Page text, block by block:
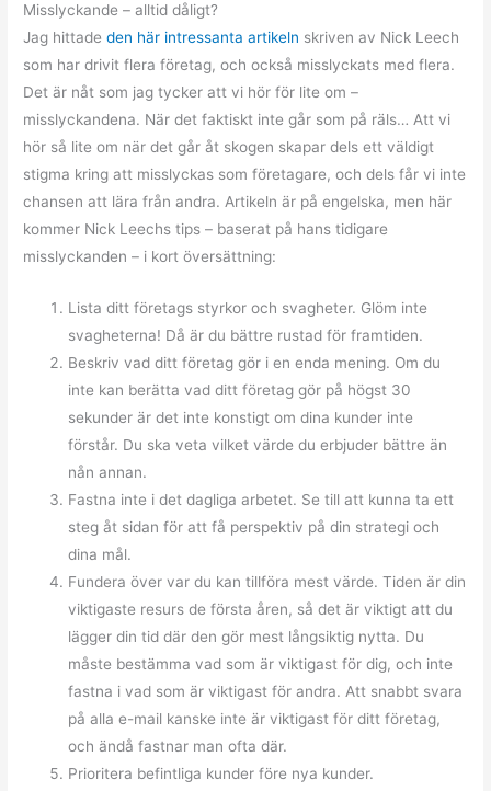
Misslyckande – alltid dåligt?
Jag hittadeden här intressanta artikeln skriven av Nick Leech
som har drivit flera företag, och också misslyckats med flera.
Det är nåt som jag tycker att vi hör för lite om –
misslyckandena. När det faktiskt inte går som på räls… Att vi
hör så lite om när det går åt skogen skapar dels ett väldigt
stigma kring att misslyckas som företagare, och dels får vi inte
chansen att lära från andra. Artikeln är på engelska, men här
kommer Nick Leechs tips – baserat på hans tidigare
misslyckanden – i kort översättning:
Lista ditt företags styrkor och svagheter. Glöm inte
svagheterna! Då är du bättre rustad för framtiden.
Beskriv vad ditt företag gör i en enda mening. Om du
inte kan berätta vad ditt företag gör på högst 30
sekunder är det inte konstigt om dina kunder inte
förstår. Du ska veta vilket värde du erbjuder bättre än
nån annan.
Fastna inte i det dagliga arbetet. Se till att kunna ta ett
steg åt sidan för att få perspektiv på din strategi och
dina mål.
Fundera över var du kan tillföra mest värde. Tiden är din
viktigaste resurs de första åren, så det är viktigt att du
lägger din tid där den gör mest långsiktig nytta. Du
måste bestämma vad som är viktigast för dig, och inte
fastna i vad som är viktigast för andra. Att snabbt svara
på alla e-mail kanske inte är viktigast för ditt företag,
och ändå fastnar man ofta där.
Prioritera befintliga kunder före nya kunder.